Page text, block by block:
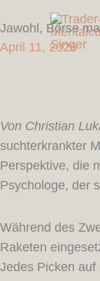
Inhalt
springen
Jawohl, Börse
April 11, 2026
Von Christian
suchterkrankter
Perspektive, die
Psychologe, der
Während des
Raketen
Jedes Picken auf